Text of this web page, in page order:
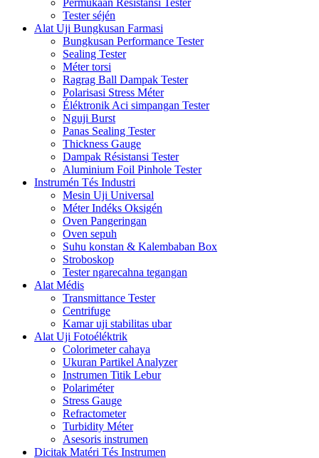
Tester séjén
Alat Uji Bungkusan Farmasi
Bungkusan Performance Tester
Sealing Tester
Méter torsi
Ragrag Ball Dampak Tester
Polarisasi Stress Méter
Éléktronik Aci simpangan Tester
Nguji Burst
Panas Sealing Tester
Thickness Gauge
Dampak Résistansi Tester
Aluminium Foil Pinhole Tester
Instrumén Tés Industri
Mesin Uji Universal
Méter Indéks Oksigén
Oven Pangeringan
Oven sepuh
Suhu konstan & Kalembaban Box
Stroboskop
Tester ngarecahna tegangan
Alat Médis
Transmittance Tester
Centrifuge
Kamar uji stabilitas ubar
Alat Uji Fotoéléktrik
Colorimeter cahaya
Ukuran Partikel Analyzer
Instrumen Titik Lebur
Polariméter
Stress Gauge
Refractometer
Turbidity Méter
Asesoris instrumen
Dicitak Matéri Tés Instrumen